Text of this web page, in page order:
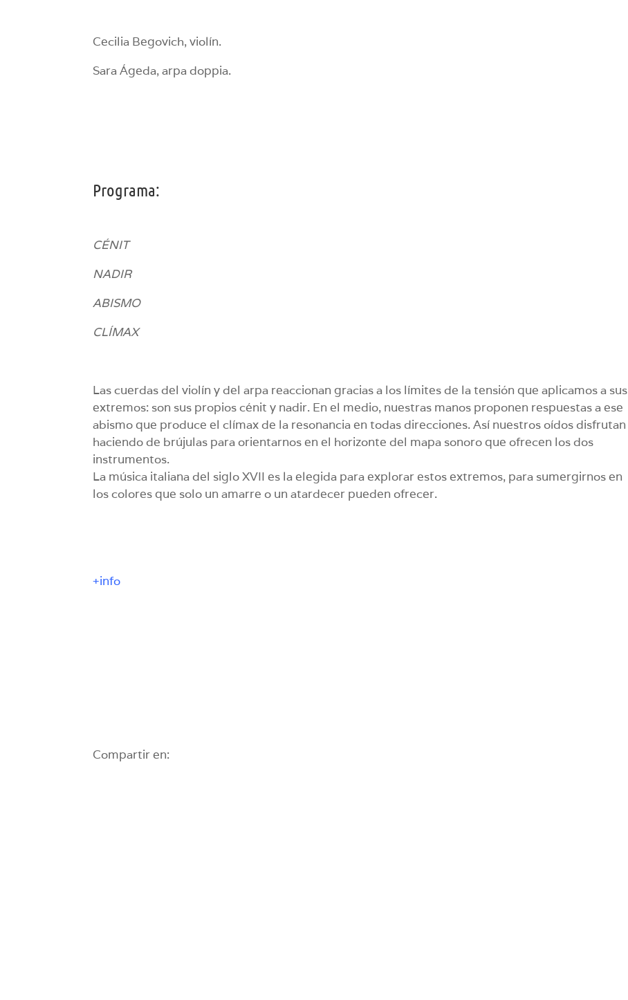
Cecilia Begovich, violín.
Sara Ágeda, arpa doppia.
Programa:
CÉNIT
NADIR
ABISMO
CLÍMAX
Las cuerdas del violín y del arpa reaccionan gracias a los límites de la tensión que aplicamos a sus
extremos: son sus propios cénit y nadir. En el medio, nuestras manos proponen respuestas a ese
abismo que produce el clímax de la resonancia en todas direcciones. Así nuestros oídos disfrutan
haciendo de brújulas para orientarnos en el horizonte del mapa sonoro que ofrecen los dos
instrumentos.
La música italiana del siglo XVII es la elegida para explorar estos extremos, para sumergirnos en
los colores que solo un amarre o un atardecer pueden ofrecer.
+info
Compartir en: